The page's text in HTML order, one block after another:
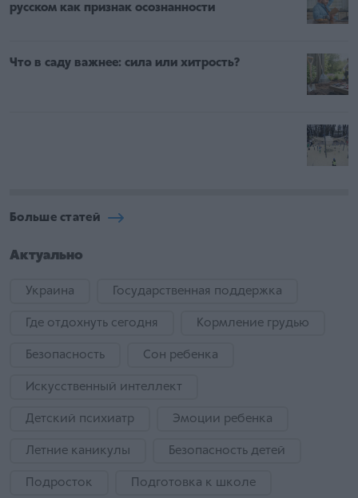
русском как признак осознанности
Что в саду важнее: сила или хитрость?
Больше статей
Актуально
Украина Государственная поддержка
Где отдохнуть сегодня Кормление грудью
Безопасность Сон ребенка
Искусственный интеллект
Детский психиатр Эмоции ребенка
Летние каникулы Безопасность детей
Подросток Подготовка к школе